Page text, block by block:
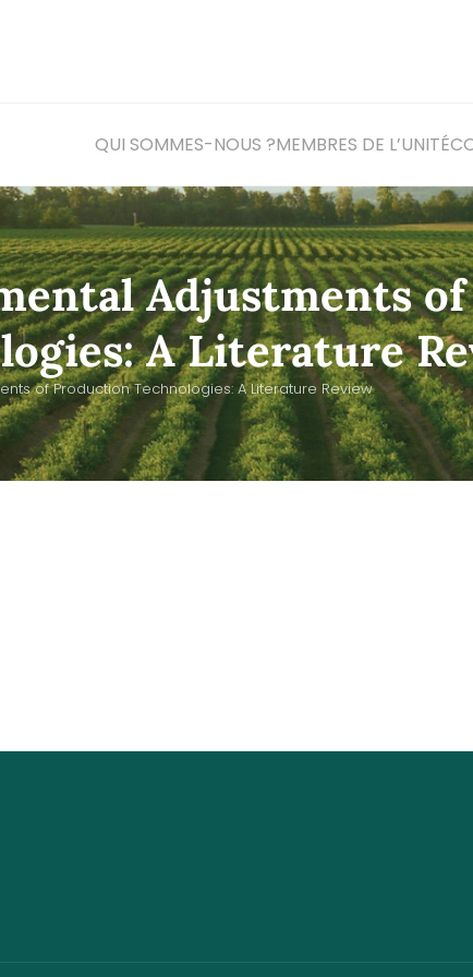
QUI SOMMES-NOUS ?MEMBRES DE L’UNITÉ
Adjustments of
A Literature
of Production Technologies: A Literature Review